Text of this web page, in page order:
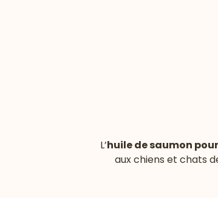
L’huile de saumon
aux chiens et chats